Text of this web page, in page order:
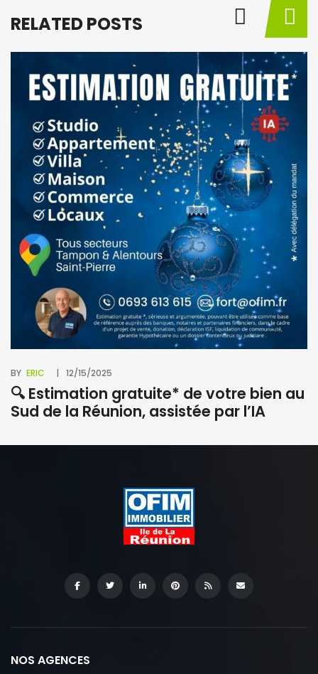
RELATED POSTS
BY ERIC 12/15/2025
🔍 Estimation gratuite* de votre bien au
Sud de la Réunion, assistée par l’IA
NOS AGENCES